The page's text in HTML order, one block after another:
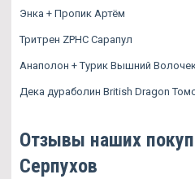
Энка + Пропик Артём
Тритрен ZPHC Сарапул
Анаполон + Турик Вышний
Дека дураболин British Dragon
Отзывы наших
Серпухов